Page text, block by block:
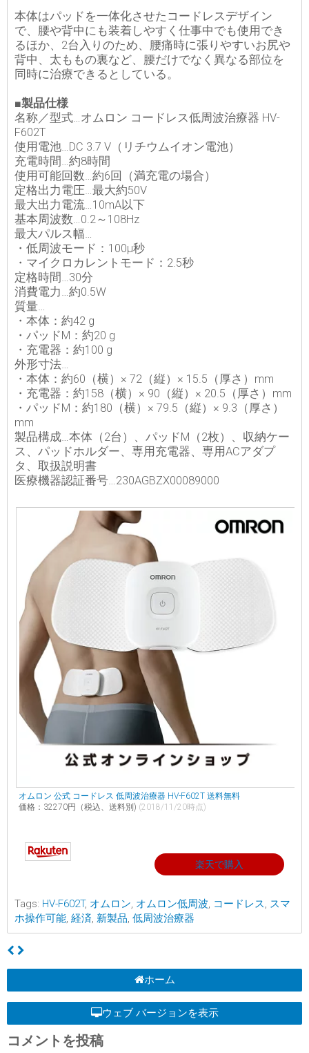
本体はパッドを一体化させたコードレスデザイン
で、腰や背中にも装着しやすく仕事中でも使用でき
るほか、2台入りのため、腰痛時に張りやすいお尻や
背中、太ももの裏など、腰だけでなく異なる部位を
同時に治療できるとしている。
■製品仕様
名称／型式…オムロン コードレス低周波治療器 HV-
F602T
使用電池…DC 3.7 V（リチウムイオン電池）
充電時間…約8時間
使用可能回数…約6回（満充電の場合）
定格出力電圧…最大約50V
最大出力電流…10mA以下
基本周波数…0.2～108Hz
最大パルス幅…
・低周波モード：100μ秒
・マイクロカレントモード：2.5秒
定格時間…30分
消費電力…約0.5W
質量…
・本体：約42 g
・パッドM：約20 g
・充電器：約100 g
外形寸法…
・本体：約60（横）× 72（縦）× 15.5（厚さ）mm
・充電器：約158（横）× 90（縦）× 20.5（厚さ）mm
・パッドM：約180（横）× 79.5（縦）× 9.3（厚さ）
mm
製品構成…本体（2台）、パッドM（2枚）、収納ケー
ス、パッドホルダー、専用充電器、専用ACアダプ
タ、取扱説明書
医療機器認証番号…230AGBZX00089000
オムロン 公式 コードレス 低周波治療器 HV-F602T 送料無料
価格：32270円（税込、送料別) (2018/11/20時点)
楽天で購入
Tags: HV-F602T, オムロン, オムロン低周波, コードレス, スマ
ホ操作可能, 経済, 新製品, 低周波治療器
ホーム
ウェブ バージョンを表示
コメントを投稿